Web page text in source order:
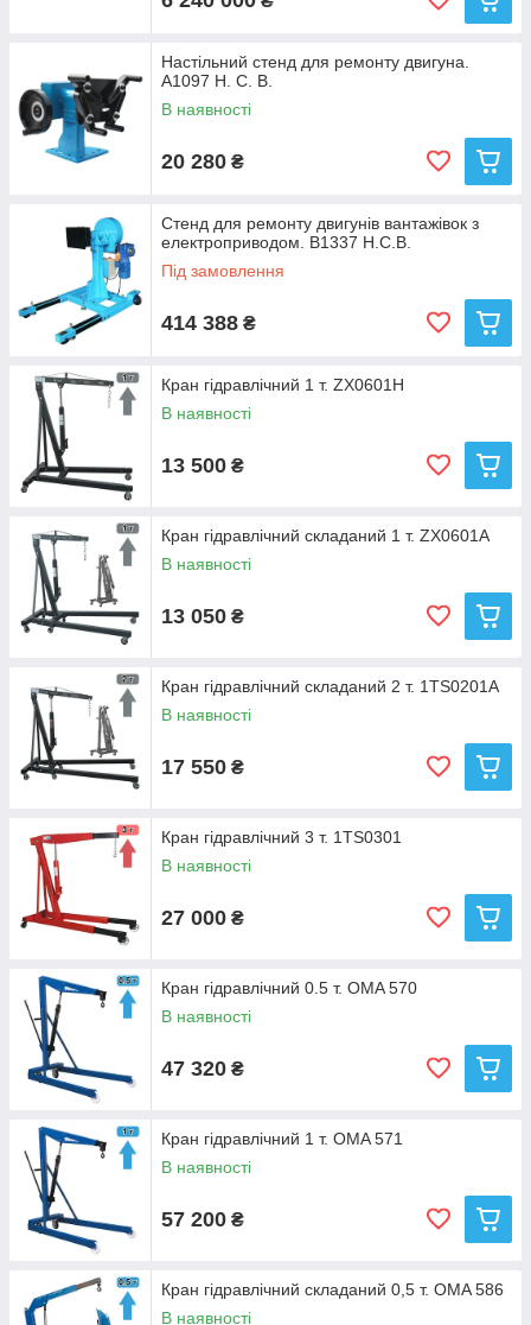
Настільний стенд для ремонту двигуна.
A1097 H. C. B.
В наявності
20 280 ₴
Стенд для ремонту двигунів вантажівок з
електроприводом. B1337 H.C.B.
Під замовлення
414 388 ₴
Кран гідравлічний 1 т. ZX0601H
В наявності
13 500 ₴
Кран гідравлічний складаний 1 т. ZX0601A
В наявності
13 050 ₴
Кран гідравлічний складаний 2 т. 1TS0201A
В наявності
17 550 ₴
Кран гідравлічний 3 т. 1TS0301
В наявності
27 000 ₴
Кран гідравлічний 0.5 т. OMA 570
В наявності
47 320 ₴
Кран гідравлічний 1 т. OMA 571
В наявності
57 200 ₴
Кран гідравлічний складаний 0,5 т. OMA 586
В наявності